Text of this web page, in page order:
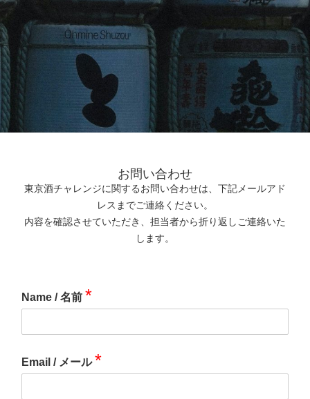
お問い合わせ
東京酒チャレンジに関するお問い合わせは、下記メールアド
レスまでご連絡ください。
内容を確認させていただき、担当者から折り返しご連絡いた
します。
Name / 名前 *
Email / メール*